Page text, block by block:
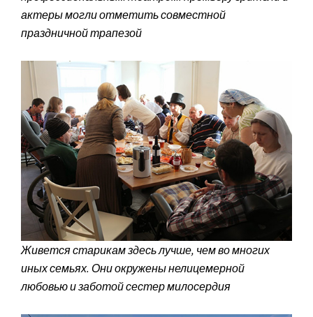
актеры могли отметить совместной
праздничной трапезой
Живется старикам здесь лучше, чем во многих
иных семьях. Они окружены нелицемерной
любовью и заботой сестер милосердия